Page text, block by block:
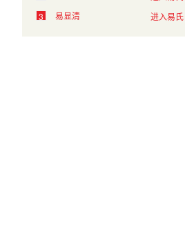
3
易显清 进入易氏